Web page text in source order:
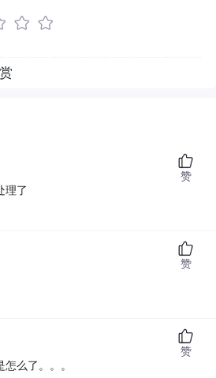
理了
赞
赞
么了。。。
赞